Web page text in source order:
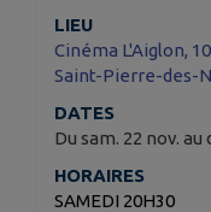
LIEU
Cinéma L'Aiglon,
Saint-Pierre-des-
DATES
Du sam. 22 nov. au
HORAIRES
SAMEDI 20H30